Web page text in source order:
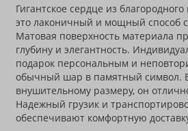
Гигантское сердце из
это лаконичный и мощный способ
Матовая поверхность материала
глубину и элегантность.
подарок персональным и
обычный шар в памятный символ.
внушительному размеру, он
Надежный грузик и
обеспечивают комфортную